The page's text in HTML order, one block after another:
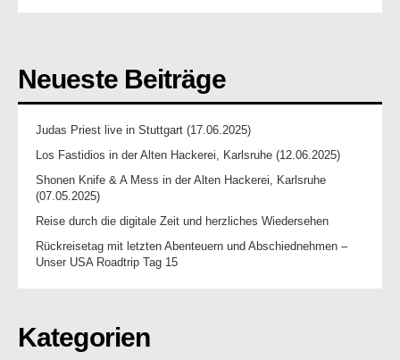
Neueste Beiträge
Judas Priest live in Stuttgart (17.06.2025)
Los Fastidios in der Alten Hackerei, Karlsruhe (12.06.2025)
Shonen Knife & A Mess in der Alten Hackerei, Karlsruhe
(07.05.2025)
Reise durch die digitale Zeit und herzliches Wiedersehen
Rückreisetag mit letzten Abenteuern und Abschiednehmen –
Unser USA Roadtrip Tag 15
Kategorien